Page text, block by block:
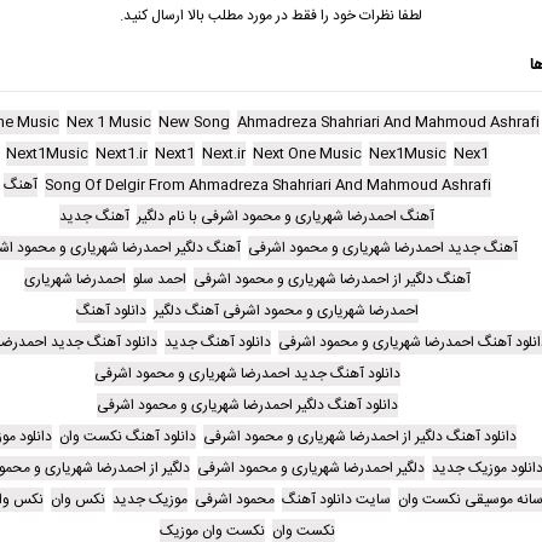
لطفا نظرات خود را فقط در مورد مطلب بالا ارسال کنید.
Ahmadreza Shahriari And Mahmoud Ashrafi
New Song
Nex 1 Music
Music
Nex1
Nex1Music
Next One Music
Next.ir
Next1
Next1.ir
Next1Music
Song Of Delgir From Ahmadreza Shahriari And Mahmoud Ashrafi آهنگ
آهنگ احمدرضا شهریاری و محمود اشرفی با نام دلگیر آهنگ جدید
آهنگ جدید احمدرضا شهریاری و محمود اشرفی آهنگ دلگیر احمدرضا شهریاری و محمود
آهنگ دلگیر از احمدرضا شهریاری و محمود اشرفی احمد سلو احمدرضا شهریاری
احمدرضا شهریاری و محمود اشرفی آهنگ دلگیر دانلود آهنگ
آهنگ احمدرضا شهریاری و محمود اشرفی دانلود آهنگ جدید دانلود آهنگ جدید
دانلود آهنگ جدید احمدرضا شهریاری و محمود اشرفی
دانلود آهنگ دلگیر احمدرضا شهریاری و محمود اشرفی
دانلود آهنگ دلگیر از احمدرضا شهریاری و محمود اشرفی دانلود آهنگ نکست وان دانلود
دانلود موزیک جدید دلگیر احمدرضا شهریاری و محمود اشرفی دلگیر از احمدرضا شهریاری و
موسیقی نکست وان سایت دانلود آهنگ محمود اشرفی موزیک جدید نکس وان نکس
نکست وان نکست وان موزیک